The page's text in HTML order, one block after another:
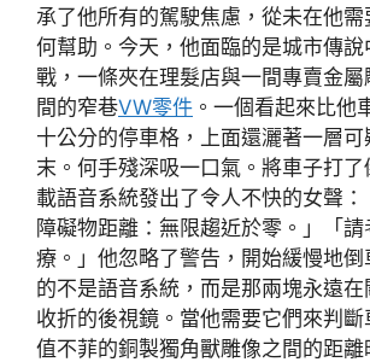
承了他所有的駕駛焦慮，從未在他
何幫助。今天，他面臨的是城市傳
戰，一條夾在理髮店與一間專賣金屬
間的窄巷VW零件 。一個看起來比他
十公分的停車格，上面還灑著一層
末。何手殘深吸一口氣。將車子打
載語音系統發出了令人不快的女聲
障礙物距離：無限趨近於零。」「請
療。」他忽略了警告，開始緩慢地
的不是語音系統，而是那兩塊永遠
收折的後視鏡。當他需要它們來判
值不菲的銅製獨角獸雕像之間的距離